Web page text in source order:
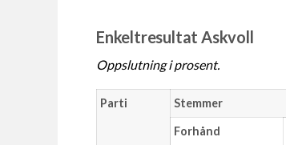
Enkeltresultat Askvoll
Oppslutning i prosent.
Parti Stemmer
Forhånd